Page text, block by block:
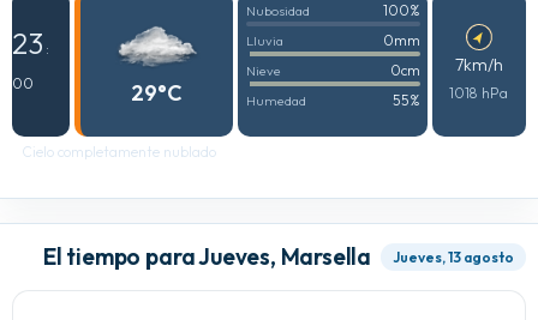
23 :
00
29°C
Nubosidad 100%
Lluvia 0mm
Nieve 0cm
Humedad 55%
7km/h
1018 hPa
Cielo completamente nublado
El tiempo para Jueves, Marsella Jueves, 13 agosto